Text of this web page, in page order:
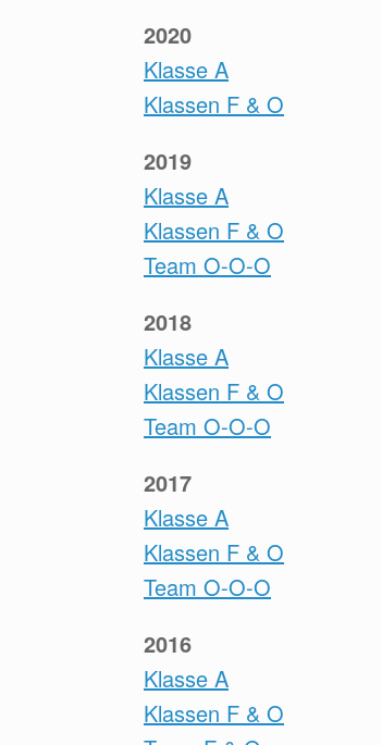
2020
Klasse A
Klassen F & O
2019
Klasse A
Klassen F & O
Team O-O-O
2018
Klasse A
Klassen F & O
Team O-O-O
2017
Klasse A
Klassen F & O
Team O-O-O
2016
Klasse A
Klassen F & O